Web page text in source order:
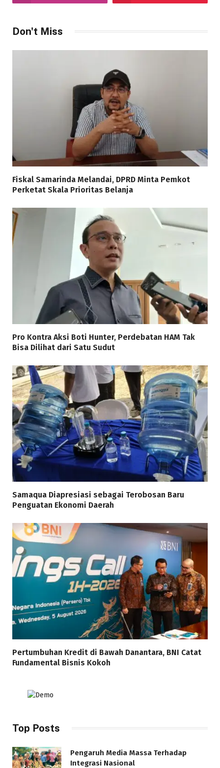
Don't Miss
Fiskal Samarinda Melandai, DPRD Minta Pemkot
Perketat Skala Prioritas Belanja
Pro Kontra Aksi Boti Hunter, Perdebatan HAM Tak
Bisa Dilihat dari Satu Sudut
Samaqua Diapresiasi sebagai Terobosan Baru
Penguatan Ekonomi Daerah
Pertumbuhan Kredit di Bawah Danantara, BNI Catat
Fundamental Bisnis Kokoh
Top Posts
Pengaruh Media Massa Terhadap
Integrasi Nasional